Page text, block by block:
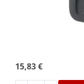
15,83 €